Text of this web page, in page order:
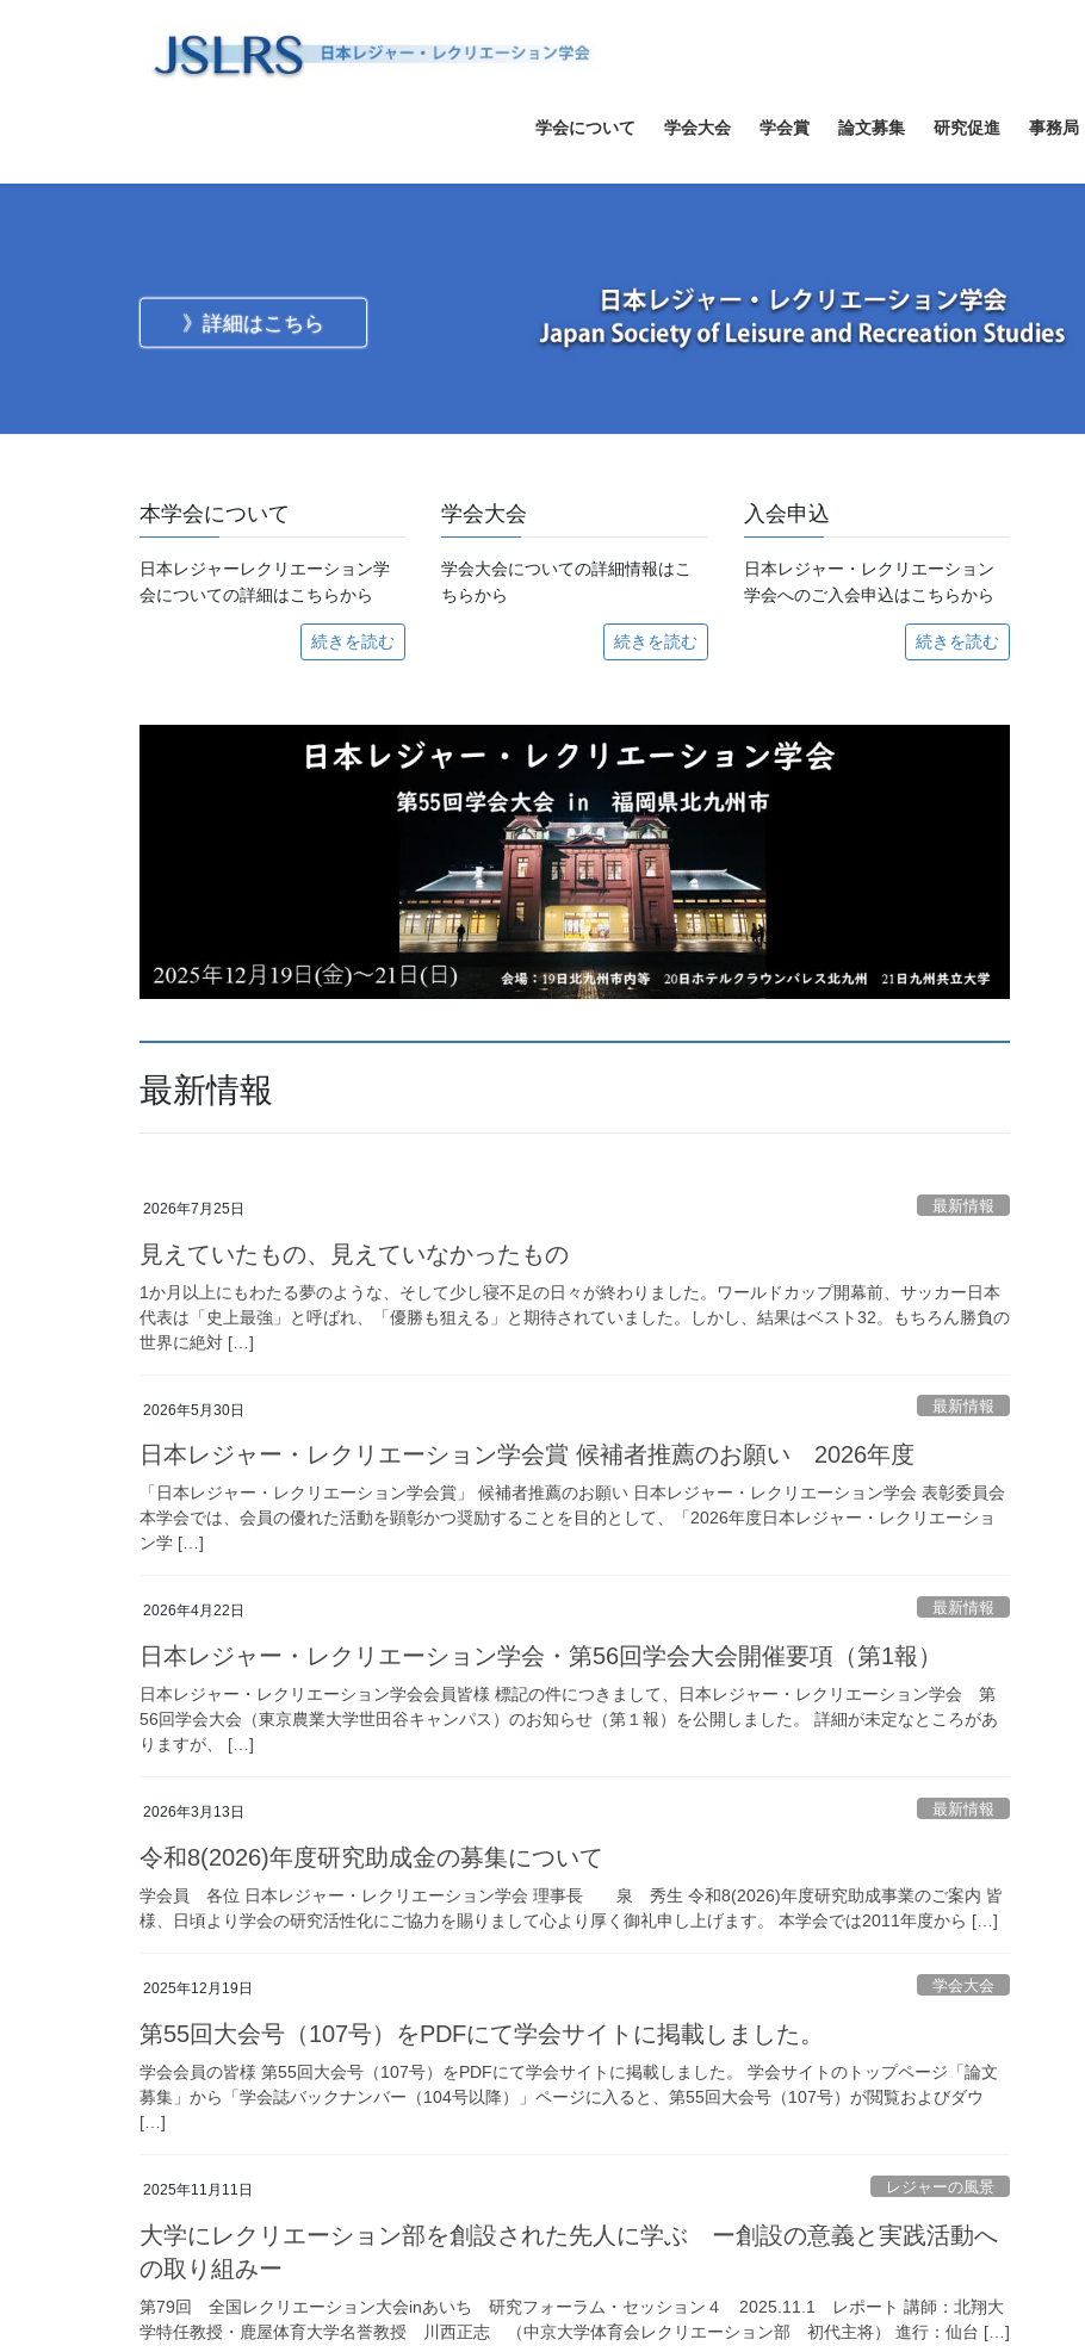
ス
ン
学会について 学会大会 学会賞 論文募集 研究促進 事務局
》詳細はこちら
本学会について
日本レジャーレクリエーション学
会についての詳細はこちらから
続きを読む
学会大会
学会大会についての詳細情報はこ
ちらから
続きを読む
入会申込
日本レジャー・レクリエーション
学会へのご入会申込はこちらから
続きを読む
最新情報
2026年7月25日 最新情報
見えていたもの、見えていなかったもの
1か月以上にもわたる夢のような、そして少し寝不足の日々が終わりました。ワールドカップ開幕前、サッカー日本
代表は「史上最強」と呼ばれ、「優勝も狙える」と期待されていました。しかし、結果はベスト32。もちろん勝負の
世界に絶対 […]
2026年5月30日 最新情報
日本レジャー・レクリエーション学会賞 候補者推薦のお願い 2026年度
「日本レジャー・レクリエーション学会賞」 候補者推薦のお願い 日本レジャー・レクリエーション学会 表彰委員会
本学会では、会員の優れた活動を顕彰かつ奨励することを目的として、「2026年度日本レジャー・レクリエーショ
ン学 […]
2026年4月22日 最新情報
日本レジャー・レクリエーション学会・第56回学会大会開催要項（第1報）
日本レジャー・レクリエーション学会会員皆様 標記の件につきまして、日本レジャー・レクリエーション学会 第
56回学会大会（東京農業大学世田谷キャンパス）のお知らせ（第１報）を公開しました。 詳細が未定なところがあ
りますが、 […]
2026年3月13日 最新情報
令和8(2026)年度研究助成金の募集について
学会員 各位 日本レジャー・レクリエーション学会 理事長 泉 秀生 令和8(2026)年度研究助成事業のご案内 皆
様、日頃より学会の研究活性化にご協力を賜りまして心より厚く御礼申し上げます。 本学会では2011年度から […]
2025年12月19日 学会大会
第55回大会号（107号）をPDFにて学会サイトに掲載しました。
学会会員の皆様 第55回大会号（107号）をPDFにて学会サイトに掲載しました。 学会サイトのトップページ「論文
募集」から「学会誌バックナンバー（104号以降）」ページに入ると、第55回大会号（107号）が閲覧およびダウ
[…]
2025年11月11日 レジャーの風景
大学にレクリエーション部を創設された先人に学ぶ ー創設の意義と実践活動へ
の取り組みー
第79回 全国レクリエーション大会inあいち 研究フォーラム・セッション４ 2025.11.1 レポート 講師：北翔大
学特任教授・鹿屋体育大学名誉教授 川西正志 （中京大学体育会レクリエーション部 初代主将） 進行：仙台 […]